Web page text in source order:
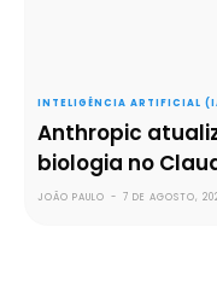
INTELIGÊNCIA ARTIFICIAL
Anthropic
biologia no
JOÃO PAULO - 7 DE AGOSTO,